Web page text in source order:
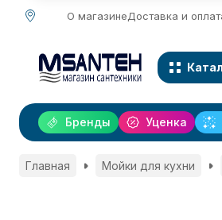
О магазинеДоставка и
Уценка
Бренды
Главная Мойки для кухни